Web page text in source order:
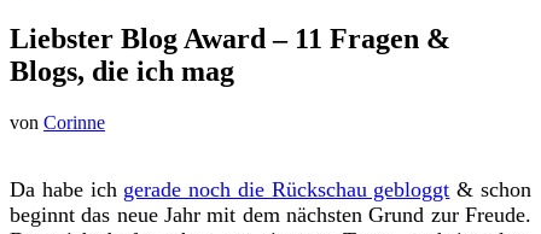
Liebster Blog Award – 11 Fragen &
Blogs, die ich mag
von Corinne
Da habe ich gerade noch die Rückschau gebloggt & schon
beginnt das neue Jahr mit dem nächsten Grund zur Freude.